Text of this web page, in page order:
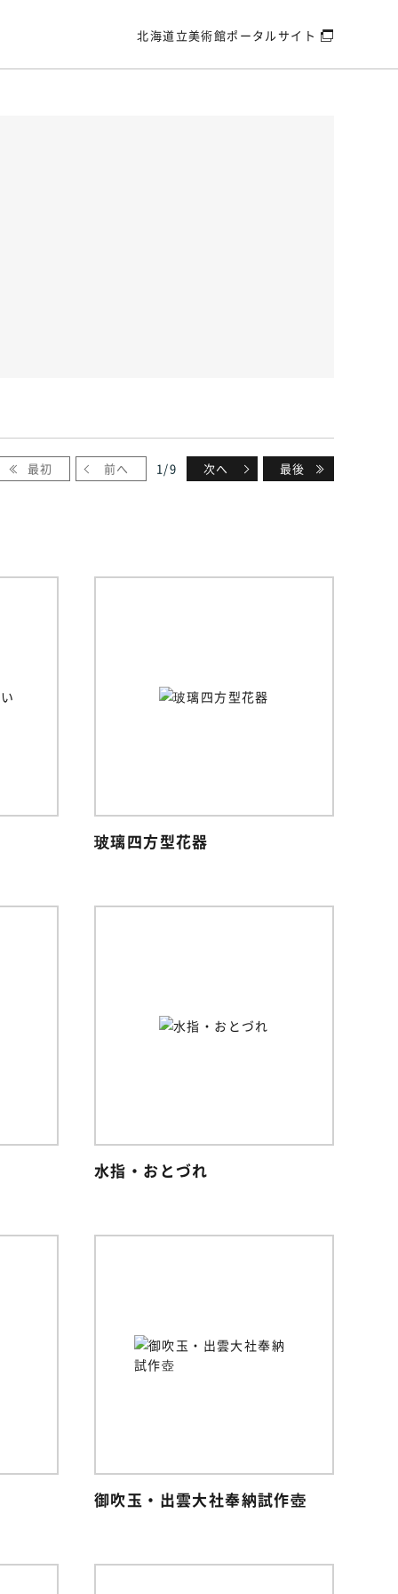
北海道立美術館ポータルサイト
最初 前へ 1/9 次へ 最後
玻璃四方型花器
水指・おとづれ
御吹玉・出雲大社奉納試作壺